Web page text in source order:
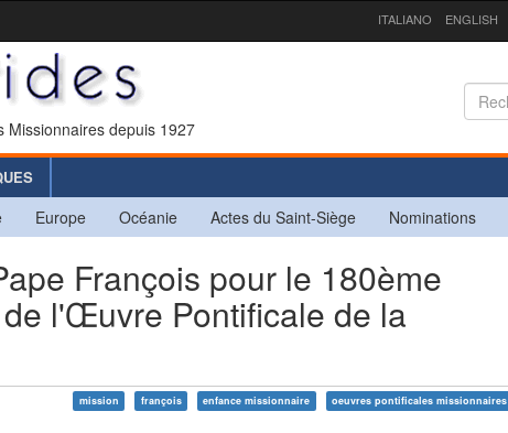
ITALIANO ENGLISH
depuis 1927
Europe Océanie Actes du Saint-Siège Nominations
François pour le 180ème
l'Œuvre Pontificale de la
mission françois enfance missionnaire oeuvres pontificales missionnaires